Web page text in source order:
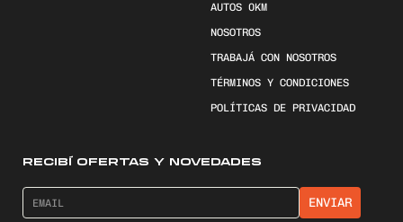
AUTOS 0KM
NOSOTROS
TRABAJÁ CON NOSOTROS
TÉRMINOS Y CONDICIONES
POLÍTICAS DE PRIVACIDAD
RECIBÍ OFERTAS Y NOVEDADES